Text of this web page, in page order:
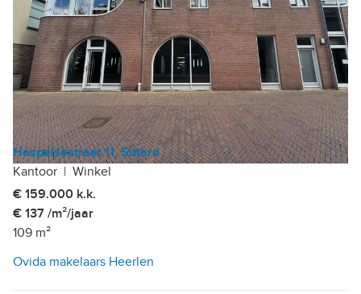
Haspelsestraat 11, Sittard
Kantoor | Winkel
€ 159.000 k.k.
€ 137 /m²/jaar
109 m²
Ovida makelaars Heerlen